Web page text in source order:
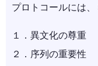
プロトコールには、
１．異文化の尊重
２．序列の重要性